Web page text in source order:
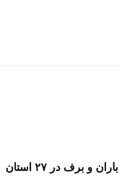
هواشناسی امروز؛ ۱۹ اسفندماه | باران و برف در ۲۷ استان